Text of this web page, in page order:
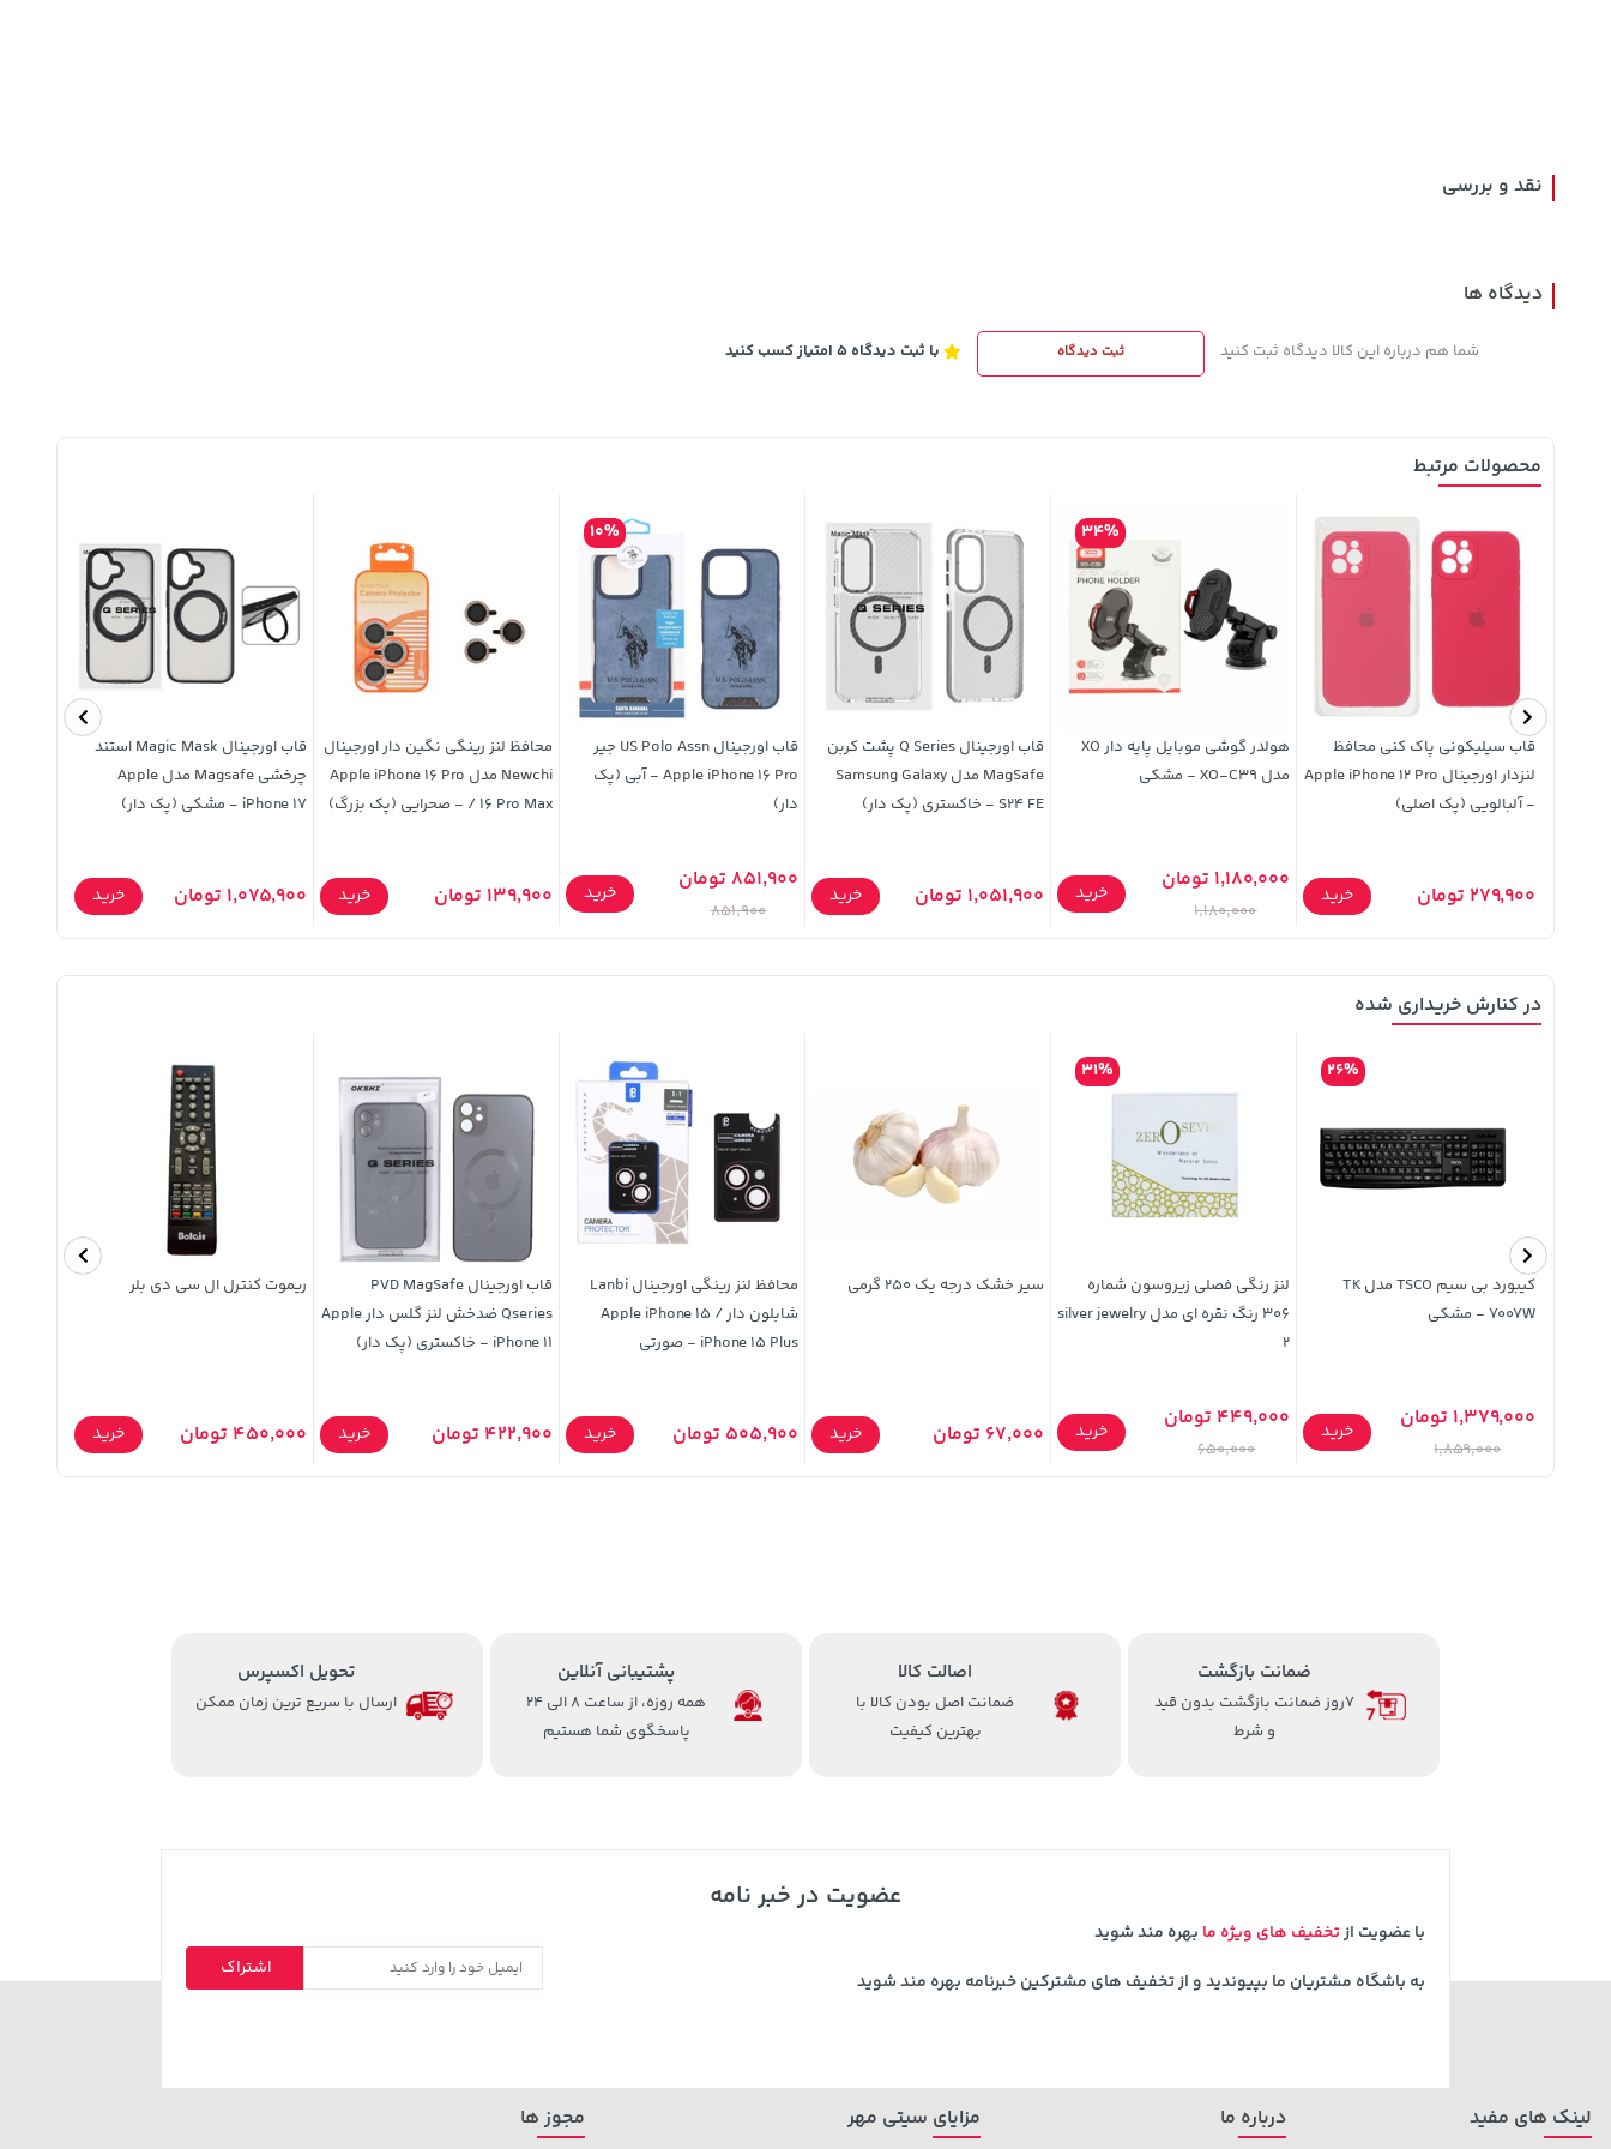
نقد و بررسی
دیدگاه ها
شما هم درباره این کالا دیدگاه ثبت کنید ثبت دیدگاه با ثبت دیدگاه 5 امتیاز کسب کنید
محصولات مرتبط
قاب سیلیکونی پاک کنی محافظ
لنزدار اورجینال Apple iPhone 12 Pro
- آلبالویی (پک اصلی)
279,900 تومان خرید
هولدر گوشی موبایل پایه دار XO
مدل XO-C39 - مشکی
34%
1,180,000 تومان
1,180,000
خرید
قاب اورجینال Q Series پشت کربن
MagSafe مدل Samsung Galaxy
S24 FE - خاکستری (پک دار)
1,051,900 تومان خرید
قاب اورجینال US Polo Assn جیر
Apple iPhone 16 Pro - آبی (پک
دار)
10%
851,900 تومان
851,900
خرید
محافظ لنز رینگی نگین دار اورجینال
Newchi مدل Apple iPhone 16 Pro
/ 16 Pro Max - صحرایی (پک بزرگ)
139,900 تومان خرید
قاب اورجینال Magic Mask استند
چرخشی Magsafe مدل Apple
iPhone 17 - مشکی (پک دار)
1,075,900 تومان خرید
در کنارش خریداری شده
کیبورد بی سیم TSCO مدل TK
7007W - مشکی
26%
1,379,000 تومان
1,859,000
خرید
لنز رنگی فصلی زیروسون شماره
306 رنگ نقره ای مدل silver jewelry
2
31%
449,000 تومان
650,000
خرید
سیر خشک درجه یک 250 گرمی
67,000 تومان خرید
محافظ لنز رینگی اورجینال Lanbi
شابلون دار Apple iPhone 15 /
iPhone 15 Plus - صورتی
505,900 تومان خرید
قاب اورجینال PVD MagSafe
Qseries ضدخش لنز گلس دار Apple
iPhone 11 - خاکستری (پک دار)
422,900 تومان خرید
ریموت کنترل ال سی دی بلر
450,000 تومان خرید
ضمانت بازگشت
7روز ضمانت بازگشت بدون قید
و شرط
اصالت کالا
ضمانت اصل بودن کالا با
بهترین کیفیت
پشتیبانی آنلاین
همه روزه، از ساعت 8 الی 24
پاسخگوی شما هستیم
تحویل اکسپرس
ارسال با سریع ترین زمان ممکن
عضویت در خبر نامه
با عضویت ازتخفیف های ویژه ما بهره مند شوید
به باشگاه مشتریان ما بپیوندید و از تخفیف های مشترکین خبرنامه بهره مند شوید
اشتراک
لینک های مفید درباره ما مزایای سیتی مهر مجوز ها